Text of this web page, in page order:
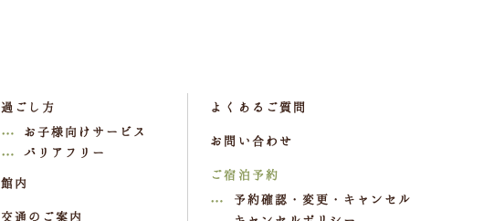
過ごし方
お子様向けサービス
バリアフリー
館内
交通のご案内
よくあるご質問
お問い合わせ
ご宿泊予約
予約確認・変更・キャンセル